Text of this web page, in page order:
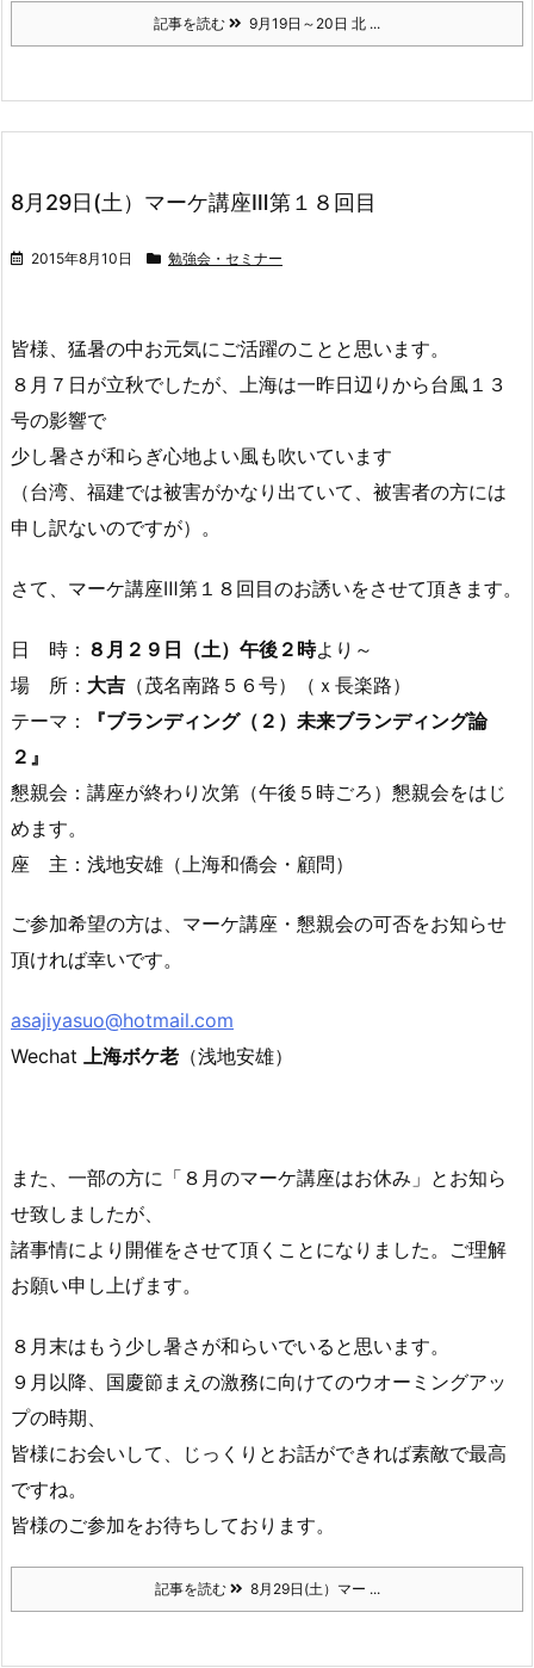
記事を読む 9月19日～20日 北 ...
8月29日(土）マーケ講座Ⅲ第１８回目
2015年8月10日 勉強会・セミナー
皆様、猛暑の中お元気にご活躍のことと思います。
８月７日が立秋でしたが、上海は一昨日辺りから台風１３
号の影響で
少し暑さが和らぎ心地よい風も吹いています
（台湾、福建では被害がかなり出ていて、被害者の方には
申し訳ないのですが）。
さて、マーケ講座Ⅲ第１８回目のお誘いをさせて頂きます。
日 時： ８月２９日（土）午後２時より～
場 所： 大吉 （茂名南路５６号）（ｘ長楽路）
テーマ：
『ブランディング（２）未来ブランディング論
２』
懇親会：講座が終わり次第（午後５時ごろ）懇親会をはじ
めます。
座 主：浅地安雄（上海和僑会・顧問）
ご参加希望の方は、マーケ講座・懇親会の可否をお知らせ
頂ければ幸いです。
asajiyasuo@hotmail.com
Wechat 上海ボケ老 （浅地安雄）
また、一部の方に「８月のマーケ講座はお休み」とお知ら
せ致しましたが、
諸事情により開催をさせて頂くことになりました。ご理解
お願い申し上げます。
８月末はもう少し暑さが和らいでいると思います。
９月以降、国慶節まえの激務に向けてのウオーミングアッ
プの時期、
皆様にお会いして、じっくりとお話ができれば素敵で最高
ですね。
皆様のご参加をお待ちしております。
記事を読む 8月29日(土）マー ...